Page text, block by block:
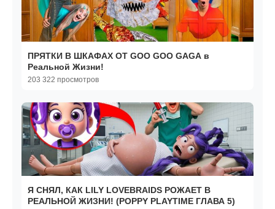
ПРЯТКИ В ШКАФАХ ОТ GOO GOO GAGA в
Реальной Жизни!
203 322 просмотров
Я СНЯЛ, КАК LILY LOVEBRAIDS РОЖАЕТ В
РЕАЛЬНОЙ ЖИЗНИ! (POPPY PLAYTIME ГЛАВА 5)